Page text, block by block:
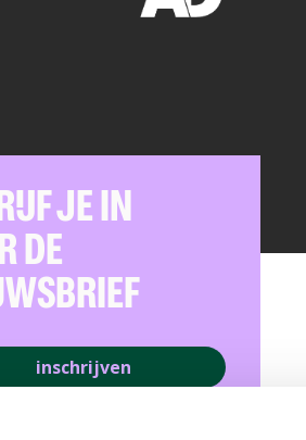
JE IN
DE
inschrijven